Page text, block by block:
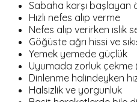
Sabaha karşı başlayan
Hızlı nefes alıp verme
Nefes alıp verirken ıslık
Göğüste ağrı hissi ve
Yemek yemede güçlük
Uyumada zorluk çekme
Dinlenme halindeyken
Halsizlik ve yorgunluk